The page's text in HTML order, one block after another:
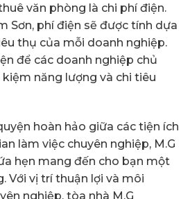
văn phòng là chi phí điện.
Sơn, phí điện sẽ được tính dựa
thụ của mỗi doanh nghiệp.
để các doanh nghiệp chủ
năng lượng và chi tiêu
hoàn hảo giữa các tiện ích
làm việc chuyên nghiệp, M.G
hẹn mang đến cho bạn một
Với vị trí thuận lợi và môi
nghiệp, tòa nhà M.G